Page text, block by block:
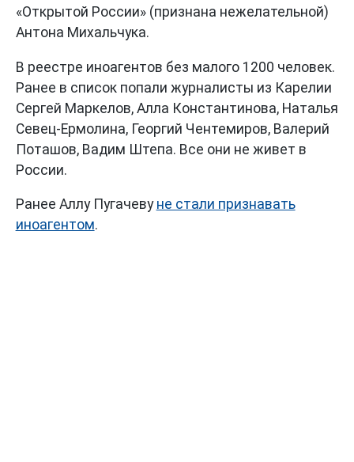
«Открытой России» (признана нежелательной)
Антона Михальчука.
В реестре иноагентов без малого 1200 человек.
Ранее в список попали журналисты из Карелии
Сергей Маркелов, Аллa Константинова, Наталья
Севец-Ермолина, Георгий Чентемиров, Валерий
Поташов, Вадим Штепа. Все они не живет в
России.
Ранее Аллу Пугачеву не стали признавать
иноагентом.